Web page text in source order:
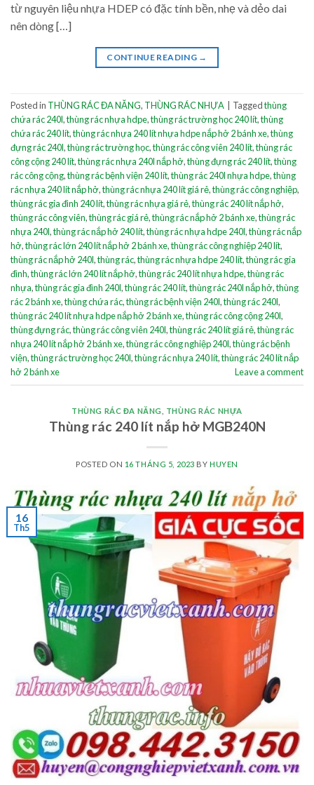
từ nguyên liệu nhựa HDEP có đặc tính bền, nhẹ và dẻo dai
nên dòng […]
CONTINUE READING →
Posted in THÙNG RÁC ĐA NĂNG, THÙNG RÁC NHỰA Taggedthùng
chứa rác 240l,thùng rác nhựa hdpe,thùng rác trường học 240 lít,thùng
chứa rác 240 lít,thùng rác nhựa 240 lít nhựa hdpe nắp hở 2 bánh xe,thùng
đựng rác 240l,thùng rác trường học,thùng rác công viên 240 lít,thùng rác
công cộng 240 lít,thùng rác nhựa 240l nắp hở,thùng đựng rác 240 lít,thùng
rác công cộng,thùng rác bệnh viện 240 lít,thùng rác 240l nhựa hdpe,thùng
rác nhựa 240 lít nắp hở,thùng rác nhựa 240 lít giá rẻ,thùng rác công nghiệp,
thùng rác gia đình 240 lít,thùng rác nhựa giá rẻ,thùng rác 240 lít nắp hở,
thùng rác công viên,thùng rác giá rẻ,thùng rác nắp hở 2 bánh xe,thùng rác
nhựa 240l,thùng rác nắp hở 240 lít,thùng rác nhựa hdpe 240l,thùng rác nắp
hở,thùng rác lớn 240 lít nắp hở 2 bánh xe,thùng rác công nghiệp 240 lít,
thùng rác nắp hở 240l,thùng rác,thùng rác nhựa hdpe 240 lít,thùng rác gia
đình,thùng rác lớn 240 lít nắp hở,thùng rác 240 lít nhựa hdpe,thùng rác
nhựa,thùng rác gia đình 240l,thùng rác 240 lít,thùng rác 240l nắp hở,thùng
rác 2 bánh xe,thùng chứa rác,thùng rác bệnh viện 240l,thùng rác 240l,
thùng rác 240 lít nhựa hdpe nắp hở 2 bánh xe,thùng rác công cộng 240l,
thùng đựng rác,thùng rác công viên 240l,thùng rác 240 lít giá rẻ,thùng rác
nhựa 240 lít nắp hở 2 bánh xe,thùng rác công nghiệp 240l,thùng rác bệnh
viện,thùng rác trường học 240l,thùng rác nhựa 240 lít,thùng rác 240 lít nắp
hở 2 bánh xe
Leave a comment
THÙNG RÁC ĐA NĂNG THÙNG RÁC NHỰA
Thùng rác 240 lít nắp hở MGB240N
POSTED ON 16 THÁNG 5, 2023 BY HUYEN
16
Th5